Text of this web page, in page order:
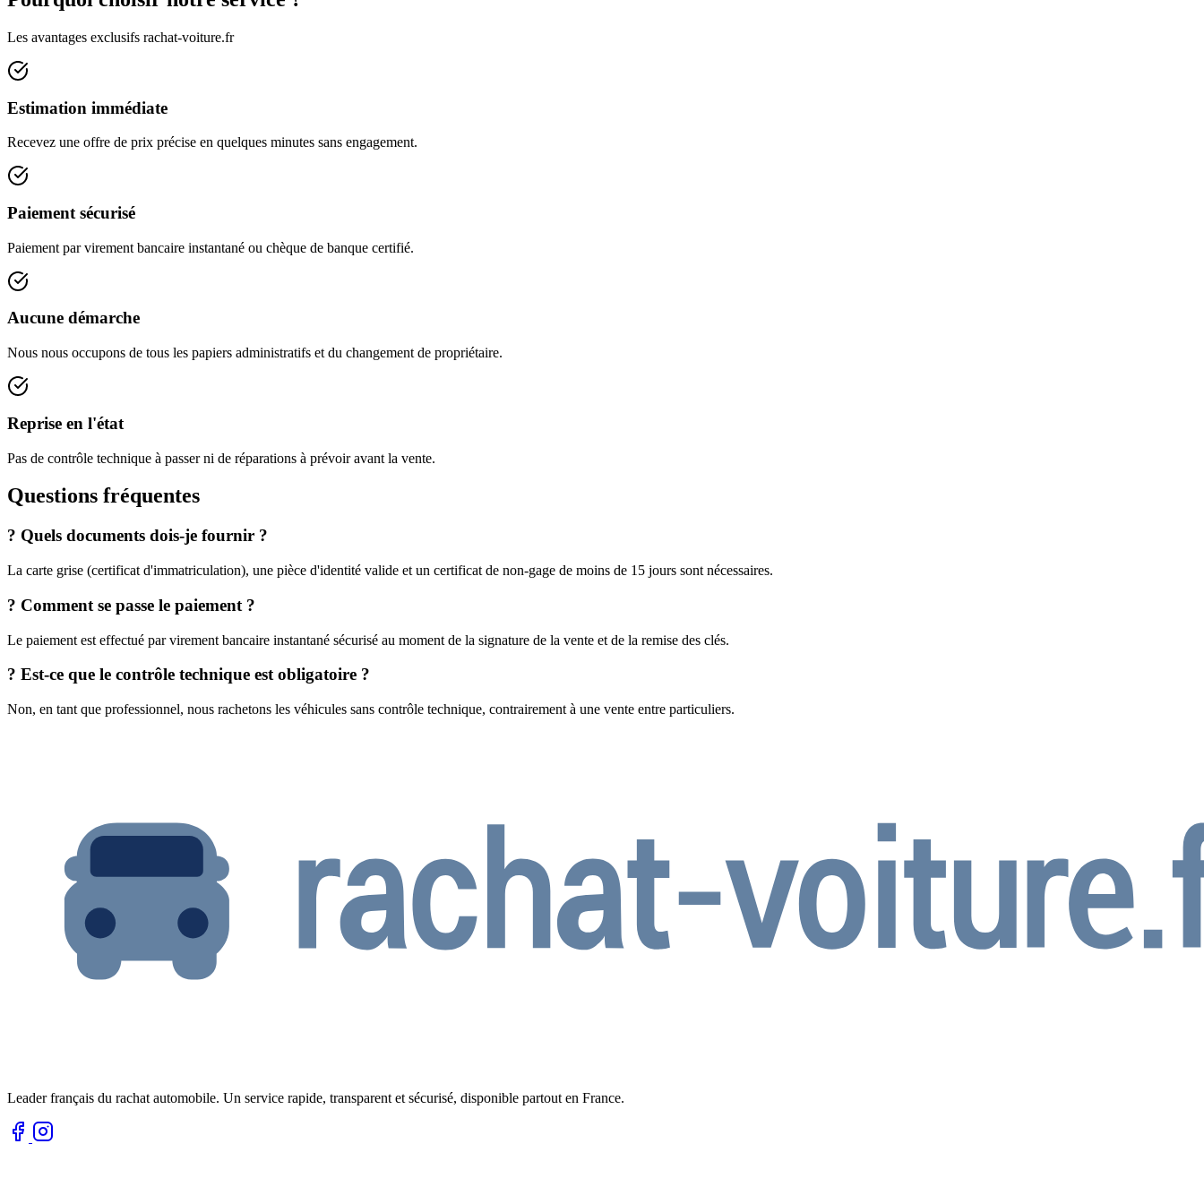
Les avantages exclusifs rachat-voiture.fr
Estimation immédiate
Recevez une offre de prix précise en quelques minutes sans engagement.
Paiement sécurisé
Paiement par virement bancaire instantané ou chèque de banque certifié.
Aucune démarche
Nous nous occupons de tous les papiers administratifs et du changement de propriétaire.
Reprise en l'état
Pas de contrôle technique à passer ni de réparations à prévoir avant la vente.
Questions fréquentes
? Quels documents dois-je fournir ?
La carte grise (certificat d'immatriculation), une pièce d'identité valide et un certificat de non-gage de moins de 15 jours sont nécessaires.
? Comment se passe le paiement ?
Le paiement est effectué par virement bancaire instantané sécurisé au moment de la signature de la vente et de la remise des clés.
? Est-ce que le contrôle technique est obligatoire ?
Non, en tant que professionnel, nous rachetons les véhicules sans contrôle technique, contrairement à une vente entre particuliers.
Leader français du rachat automobile. Un service rapide, transparent et sécurisé, disponible partout en France.